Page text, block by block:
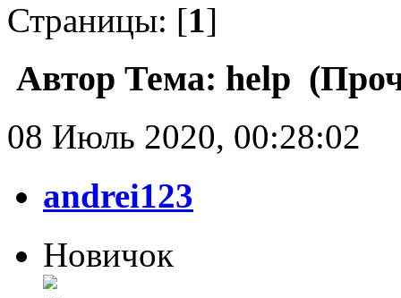
Страницы: [1]
Автор Тема: help
08 Июль 2020, 00:28:02
andrei123
Новичок